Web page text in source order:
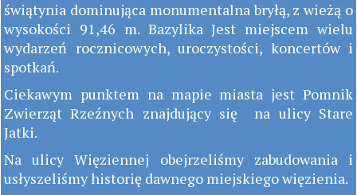
świątynia dominująca monumentalna bryłą, z wieżą o
wysokości 91,46 m. Bazylika Jest miejscem wielu
wydarzeń rocznicowych, uroczystości, koncertów i
spotkań.
Ciekawym punktem na mapie miasta jest Pomnik
Zwierząt Rzeźnych znajdujący się na ulicy Stare
Jatki.
Na ulicy Więziennej obejrzeliśmy zabudowania i
usłyszeliśmy historię dawnego miejskiego więzienia.